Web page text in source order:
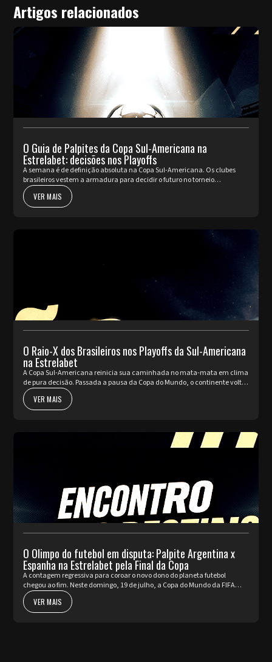
Artigos relacionados
O Guia de Palpites da Copa Sul-Americana na
Estrelabet: decisões nos Playoffs
A semana é de definição absoluta na Copa Sul-Americana. Os clubes
brasileiros vestem a armadura para decidir o futuro no torneio
internacional diante da sua torcida, valendo a cobiçada vaga nas oi...
VER MAIS
O Raio-X dos Brasileiros nos Playoffs da Sul-Americana
na Estrelabet
A Copa Sul-Americana reinicia sua caminhada no mata-mata em clima
de pura decisão. Passada a pausa da Copa do Mundo, o continente volta
a pulsar com as partidas de ida da fase de Playoffs. Quatro rep...
VER MAIS
O Olimpo do futebol em disputa: Palpite Argentina x
Espanha na Estrelabet pela Final da Copa
A contagem regressiva para coroar o novo dono do planeta futebol
chegou ao fim. Neste domingo, 19 de julho, a Copa do Mundo da FIFA
2026™ apresenta o seu ato mais nobre e aguardado. Argentina e Espa...
VER MAIS